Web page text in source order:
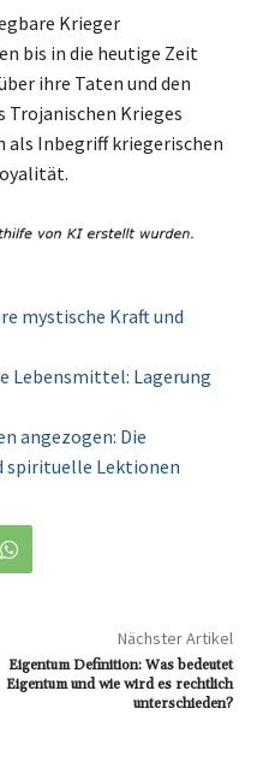
Krieger
bis in die heutige Zeit
ihre Taten und den
Trojanischen Krieges
als Inbegriff kriegerischen
mystische Kraft und
Lebensmittel: Lagerung
angezogen: Die
spirituelle Lektionen
Nächster Artikel
Eigentum Definition: Was bedeutet
Eigentum und wie wird es rechtlich
unterschieden?